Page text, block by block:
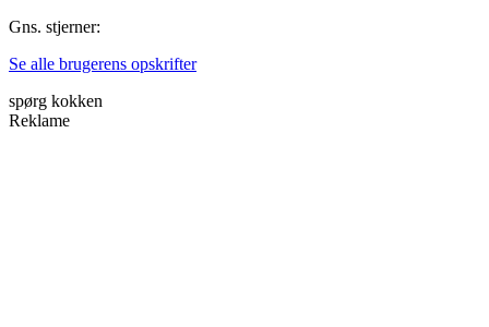
Gns. stjerner:
Se alle brugerens opskrifter
spørg kokken
Reklame